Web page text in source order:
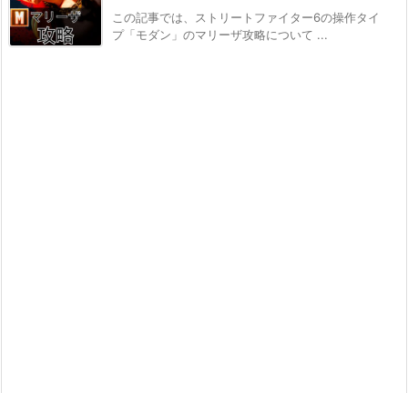
この記事では、ストリートファイター6の操作タイ
プ「モダン」のマリーザ攻略について ...